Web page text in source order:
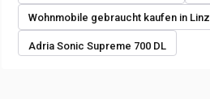
Wohnmobile gebraucht kaufen in Linz
Adria Sonic Supreme 700 DL